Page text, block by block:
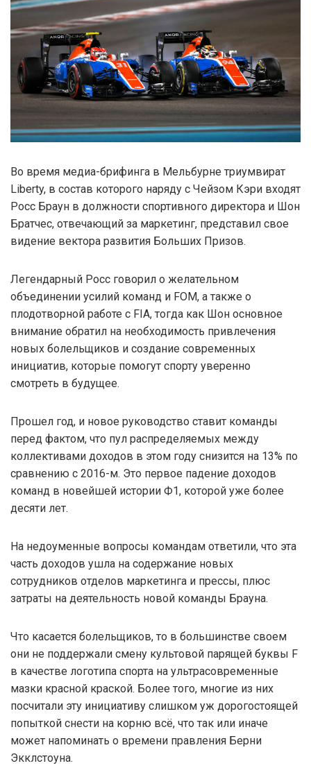
Во время медиа-брифинга в Мельбурне триумвират
Liberty, в состав которого наряду с Чейзом Кэри входят
Росс Браун в должности спортивного директора и Шон
Братчес, отвечающий за маркетинг, представил свое
видение вектора развития Больших Призов.
Легендарный Росс говорил о желательном
объединении усилий команд и FOM, а также о
плодотворной работе с FIA, тогда как Шон основное
внимание обратил на необходимость привлечения
новых болельщиков и создание современных
инициатив, которые помогут спорту уверенно
смотреть в будущее.
Прошел год, и новое руководство ставит команды
перед фактом, что пул распределяемых между
коллективами доходов в этом году снизится на 13% по
сравнению с 2016-м. Это первое падение доходов
команд в новейшей истории Ф1, которой уже более
десяти лет.
На недоуменные вопросы командам ответили, что эта
часть доходов ушла на содержание новых
сотрудников отделов маркетинга и прессы, плюс
затраты на деятельность новой команды Брауна.
Что касается болельщиков, то в большинстве своем
они не поддержали смену культовой парящей буквы F
в качестве логотипа спорта на ультрасовременные
мазки красной краской. Более того, многие из них
посчитали эту инициативу слишком уж дорогостоящей
попыткой снести на корню всё, что так или иначе
может напоминать о времени правления Берни
Экклстоуна.